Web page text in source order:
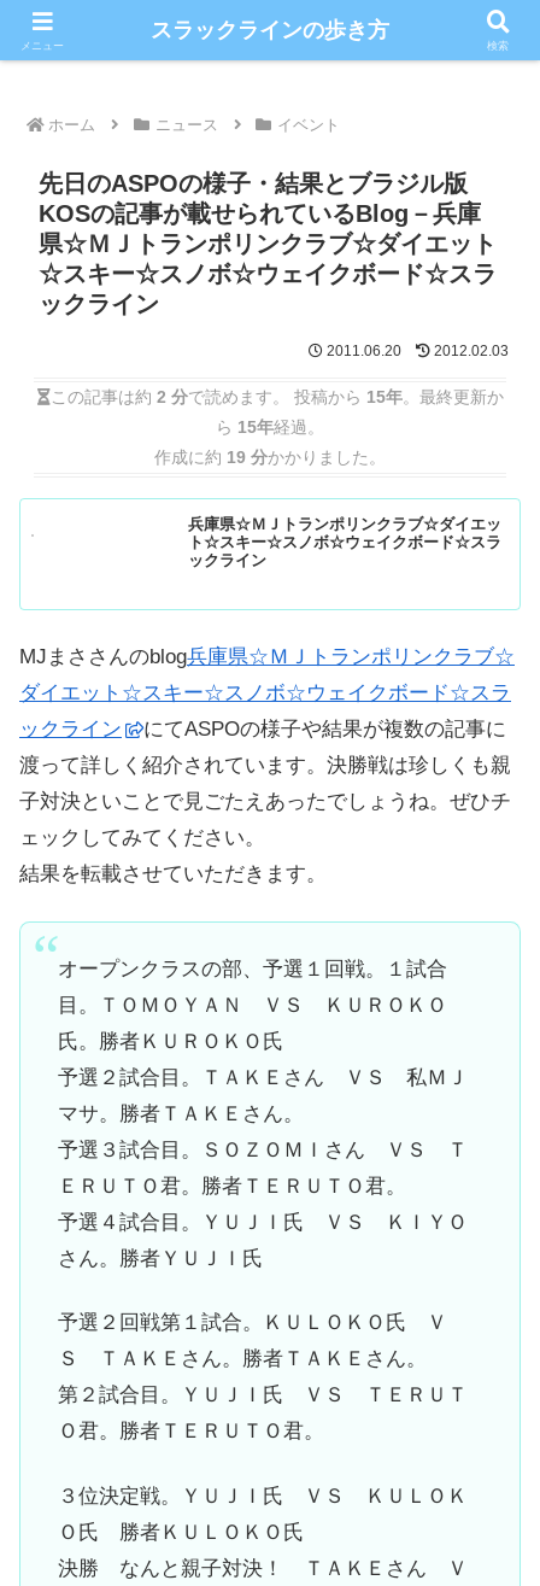
こだわりのスラックライン情報満載ブログ
ホーム ニュース イベント
先日のASPOの様子・結果とブラジル版
KOSの記事が載せられているBlog－兵庫
県☆ＭＪトランポリンクラブ☆ダイエット
☆スキー☆スノボ☆ウェイクボード☆スラ
ックライン
2011.06.20 2012.02.03
この記事は約 2 分で読めます。 投稿から 15年。最終更新か
ら 15年経過。
作成に約 19 分かかりました。
兵庫県☆ＭＪトランポリンクラブ☆ダイエッ
ト☆スキー☆スノボ☆ウェイクボード☆スラ
ックライン
MJまささんのblog兵庫県☆ＭＪトランポリンクラブ☆
ダイエット☆スキー☆スノボ☆ウェイクボード☆スラ
ックライン
にてASPOの様子や結果が複数の記事に
渡って詳しく紹介されています。決勝戦は珍しくも親
子対決といことで見ごたえあったでしょうね。ぜひチ
ェックしてみてください。
結果を転載させていただきます。
オープンクラスの部、予選１回戦。１試合
目。ＴＯＭＯＹＡＮ ＶＳ ＫＵＲＯＫＯ
氏。勝者ＫＵＲＯＫＯ氏
予選２試合目。ＴＡＫＥさん ＶＳ 私ＭＪ
マサ。勝者ＴＡＫＥさん。
予選３試合目。ＳＯＺＯＭＩさん ＶＳ Ｔ
ＥＲＵＴＯ君。勝者ＴＥＲＵＴＯ君。
予選４試合目。ＹＵＪＩ氏 ＶＳ ＫＩＹＯ
さん。勝者ＹＵＪＩ氏
予選２回戦第１試合。ＫＵＬＯＫＯ氏 Ｖ
Ｓ ＴＡＫＥさん。勝者ＴＡＫＥさん。
第２試合目。ＹＵＪＩ氏 ＶＳ ＴＥＲＵＴ
Ｏ君。勝者ＴＥＲＵＴＯ君。
３位決定戦。ＹＵＪＩ氏 ＶＳ ＫＵＬＯＫ
Ｏ氏 勝者ＫＵＬＯＫＯ氏
決勝 なんと親子対決！ ＴＡＫＥさん Ｖ
メニュー
スラックラインの歩き方
検索